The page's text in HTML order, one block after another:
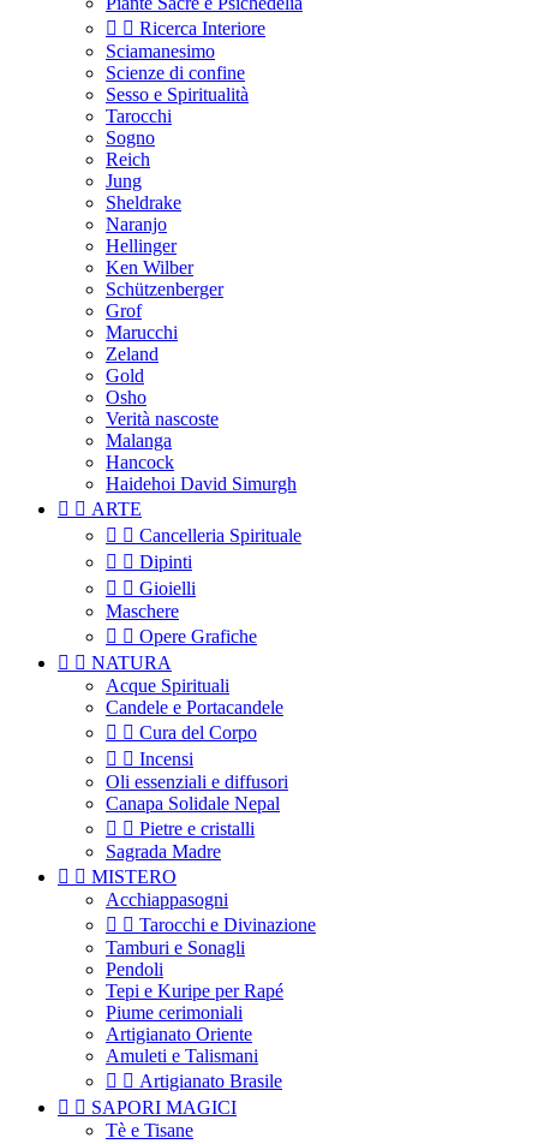
  Ricerca Interiore
Sciamanesimo
Scienze di confine
Sesso e Spiritualità
Tarocchi
Sogno
Reich
Jung
Sheldrake
Naranjo
Hellinger
Ken Wilber
Schützenberger
Grof
Marucchi
Zeland
Gold
Osho
Verità nascoste
Malanga
Hancock
Haidehoi David Simurgh
  ARTE
  Cancelleria Spirituale
  Dipinti
  Gioielli
Maschere
  Opere Grafiche
  NATURA
Acque Spirituali
Candele e Portacandele
  Cura del Corpo
  Incensi
Oli essenziali e diffusori
Canapa Solidale Nepal
  Pietre e cristalli
Sagrada Madre
  MISTERO
Acchiappasogni
  Tarocchi e Divinazione
Tamburi e Sonagli
Pendoli
Tepi e Kuripe per Rapé
Piume cerimoniali
Artigianato Oriente
Amuleti e Talismani
  Artigianato Brasile
  SAPORI MAGICI
Tè e Tisane